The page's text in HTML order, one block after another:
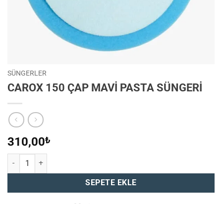
SÜNGERLER
CAROX 150 ÇAP MAVİ PASTA SÜNGERİ
310,00₺
CAROX 150 ÇAP MAVİ PASTA SÜNGERİ adet
SEPETE EKLE